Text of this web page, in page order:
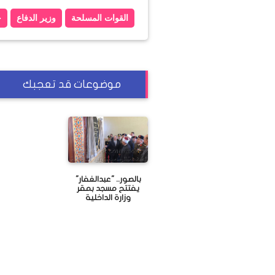
القوات المسلحة وزير الدفاع
موضوعات قد تعجبك
بالصور.. "عبدالغفار"
يفتتح مسجد بمقر
وزارة الداخلية